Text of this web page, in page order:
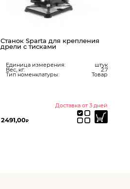
Станок Sparta для крепления
дрели с тисками
Единица измерения: штук
Вес, кг: 2.7
Тип номенклатуры: Товар
Доставка от 3 дней
2491,00₽